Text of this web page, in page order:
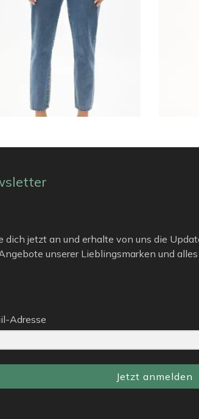
dich jetzt an und erhalte von uns die
unserer Lieblingsmarken und
Adresse
Jetzt anmelden